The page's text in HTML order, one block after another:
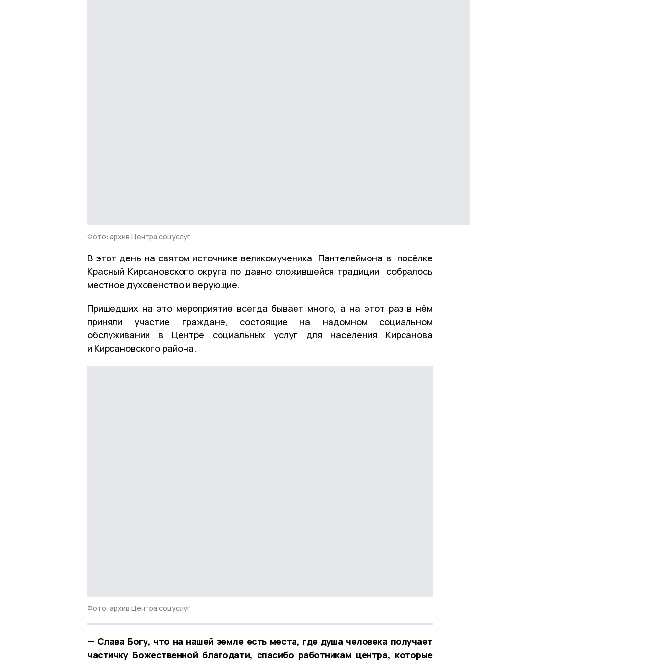
Фото: архив Центра соцуслуг
В этот день на святом источнике великомученика Пантелеймона в посёлке
Красный Кирсановского округа по давно сложившейся традиции собралось
местное духовенство и верующие.
Пришедших на это мероприятие всегда бывает много, а на этот раз в нём
приняли участие граждане, состоящие на надомном социальном
обслуживании в Центре социальных услуг для населения Кирсанова
и Кирсановского района.
Фото: архив Центра соцуслуг
— Слава Богу, что на нашей земле есть места, где душа человека получает
частичку Божественной благодати, спасибо работникам центра, которые